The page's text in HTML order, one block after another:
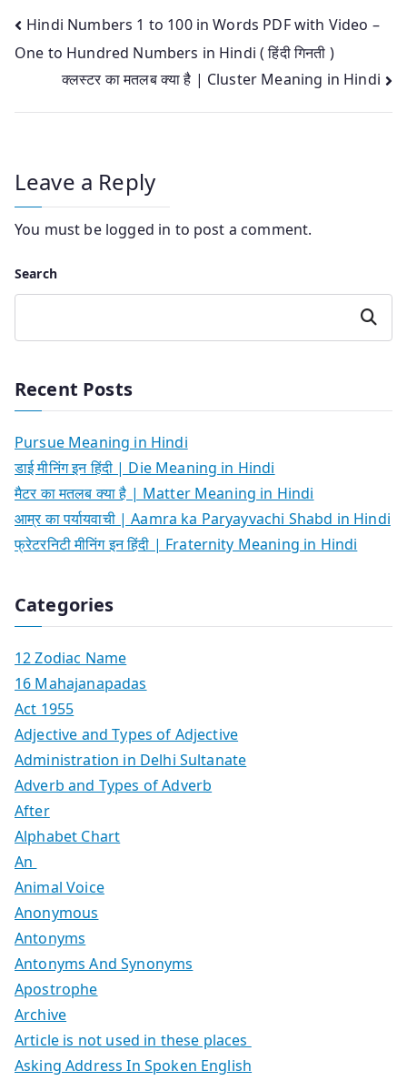
Post
navigation
Hindi Numbers 1 to 100 in Words PDF with Video –
One to Hundred Numbers in Hindi ( हिंदी गिनती )
क्लस्टर का मतलब क्या है | Cluster Meaning in Hindi
Leave a Reply
You must be logged in to post a comment.
Search
Search
Recent Posts
Pursue Meaning in Hindi
डाई मीनिंग इन हिंदी | Die Meaning in Hindi
मैटर का मतलब क्या है | Matter Meaning in Hindi
आम्र का पर्यायवाची | Aamra ka Paryayvachi Shabd in Hindi
फ्रेटरनिटी मीनिंग इन हिंदी | Fraternity Meaning in Hindi
Categories
12 Zodiac Name
16 Mahajanapadas
Act 1955
Adjective and Types of Adjective
Administration in Delhi Sultanate
Adverb and Types of Adverb
After
Alphabet Chart
An
Animal Voice
Anonymous
Antonyms
Antonyms And Synonyms
Apostrophe
Archive
Article is not used in these places
Asking Address In Spoken English